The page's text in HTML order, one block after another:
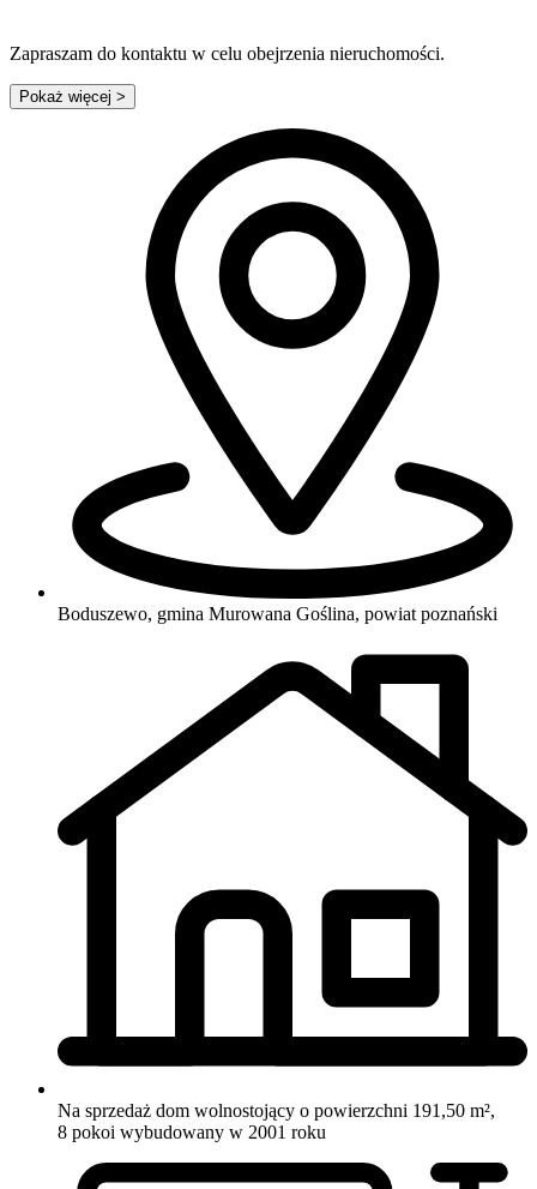
Zapraszam do kontaktu w celu obejrzenia nieruchomości.
Pokaż więcej >
Boduszewo, gmina Murowana Goślina, powiat poznański
Na sprzedaż dom wolnostojący o powierzchni 191,50 m²,
8 pokoi wybudowany w 2001 roku